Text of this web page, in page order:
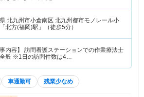
北九州市小倉南区 北九州都市モノレール小
北方(福岡)駅」（徒歩5分）
事内容】 訪問看護ステーションでの作業療法士
般 ※1日の訪問件数は4…
車通勤可 残業少なめ